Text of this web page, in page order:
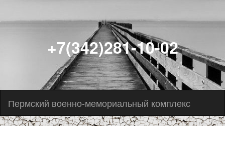
+7(342)281-10-02
Пермский военно-мемориальный комплекс